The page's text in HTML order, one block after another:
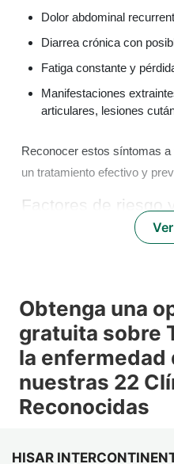
Dolor abdominal
Diarrea crónica con
Fatiga constante y
Manifestaciones
articulares, lesiones
Reconocer estos síntomas
un tratamiento efectivo y
Factores de riesgo
Aunque la causa exacta aún
Factores genéticos y
Alteraciones en la
Influencias ambientales y
Si presentas alguno de estos
puede conectarte con
Obtenga una
gratuita sobre
la enfermedad
nuestras 22
Reconocidas
HISAR